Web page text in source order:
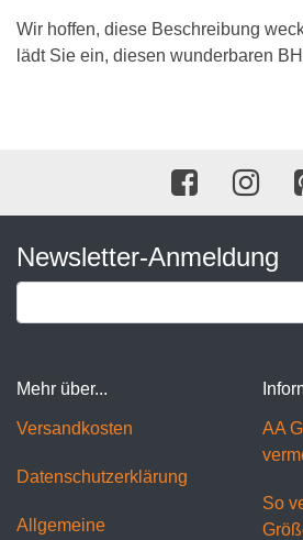
Wir hoffen, diese Beschreibung
lädt Sie ein, diesen wunderbaren
Newsletter-Anmeldung
Mehr über...
Versandkosten
Datenschutzerklärung
Allgemeine
AA
So